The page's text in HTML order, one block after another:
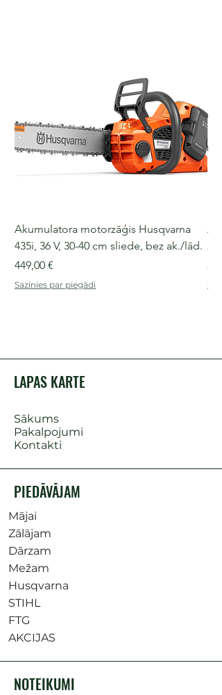
Akumulatora motorzāģis Husqvarna
435i, 36 V, 30-40 cm sliede, bez ak./lād.
Cena
449,00 €
Sazinies par piegādi
LAPAS KARTE
Sākums
Pakalpojumi
Kontakti
PIEDĀVĀJAM
Mājai
Zālājam
Dārzam
Mežam
Husqvarna
STIHL
FTG
AKCIJAS
NOTEIKUMI